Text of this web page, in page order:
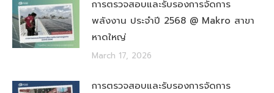
การตรวจสอบและรับรองการจัดการ
พลังงาน ประจำปี 2568 @ Makro สาขา
หาดใหญ่
March 17, 2026
การตรวจสอบและรับรองการจัดการ